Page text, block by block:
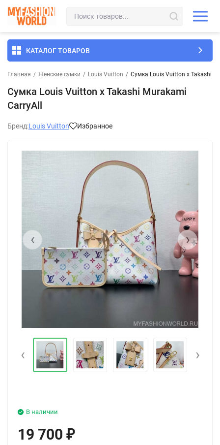
КАТАЛОГ ТОВАРОВ
Главная / Женские сумки / Louis Vuitton / Сумка Louis Vuitton x Takashi
Сумка Louis Vuitton x Takashi Murakami
CarryAll
Бренд:Louis Vuitton Избранное
‹ ›
‹ ›
В наличии
19 700 ₽